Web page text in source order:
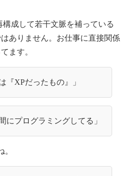
構成して若干文脈を補っている
ありません。お仕事に直接関係
ます。
『XPだったもの』」
にプログラミングしてる」